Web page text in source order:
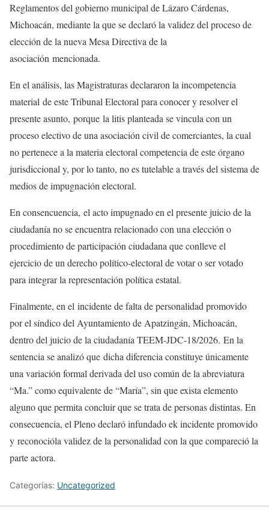
Reglamentos del gobierno municipal de Lázaro Cárdenas,
Michoacán, mediante la que se declaró la validez del proceso de
elección de la nueva Mesa Directiva de la
asociación mencionada.
En el análisis, las Magistraturas declararon la incompetencia
material de este Tribunal Electoral para conocer y resolver el
presente asunto, porque la litis planteada se vincula con un
proceso electivo de una asociación civil de comerciantes, la cual
no pertenece a la materia electoral competencia de este órgano
jurisdiccional y, por lo tanto, no es tutelable a través del sistema de
medios de impugnación electoral.
En consencuencia, el acto impugnado en el presente juicio de la
ciudadanía no se encuentra relacionado con una elección o
procedimiento de participación ciudadana que conlleve el
ejercicio de un derecho político-electoral de votar o ser votado
para integrar la representación política estatal.
Finalmente, en el incidente de falta de personalidad promovido
por el síndico del Ayuntamiento de Apatzingán, Michoacán,
dentro del juicio de la ciudadanía TEEM-JDC-18/2026. En la
sentencia se analizó que dicha diferencia constituye únicamente
una variación formal derivada del uso común de la abreviatura
“Ma.” como equivalente de “María”, sin que exista elemento
alguno que permita concluir que se trata de personas distintas. En
consecuencia, el Pleno declaró infundado ek incidente promovido
y reconocióla validez de la personalidad con la que compareció la
parte actora.
Categorías: Uncategorized